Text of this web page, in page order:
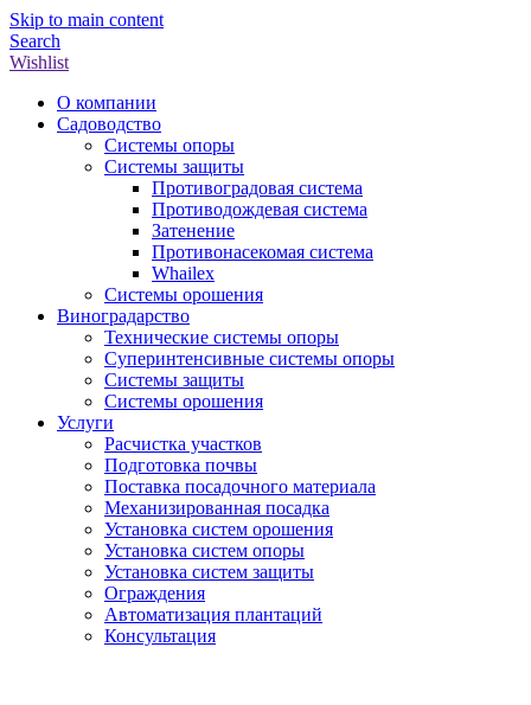
Skip to main content
Search
Wishlist
О компании
Садоводство
Системы опоры
Системы защиты
Противоградовая система
Противодождевая система
Затенение
Противонасекомая система
Whailex
Системы орошения
Виноградарство
Технические системы опоры
Суперинтенсивные системы опоры
Системы защиты
Системы орошения
Услуги
Расчистка участков
Подготовка почвы
Поставка посадочного материала
Механизированная посадка
Установка систем орошения
Установка систем опоры
Установка систем защиты
Ограждения
Автоматизация плантаций
Консультация